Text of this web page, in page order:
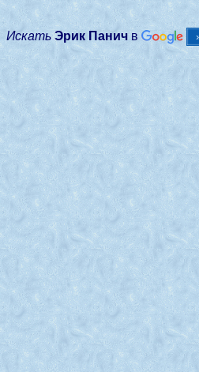
Искать Эрик Панич в